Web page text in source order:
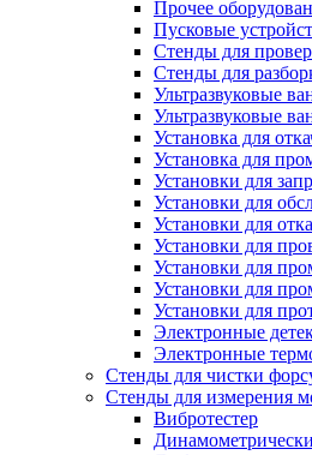
Прочее
Пусковые
Стенды для
Стенды для
Ультразвуковые
Ультразвуковые
Установка для
Установка для
Установки для
Установки для
Установки для
Установки для
Установки для
Установки для
Установки для
Электронные
Электронные
Стенды для чистки
Стенды для измерения
Вибротестер